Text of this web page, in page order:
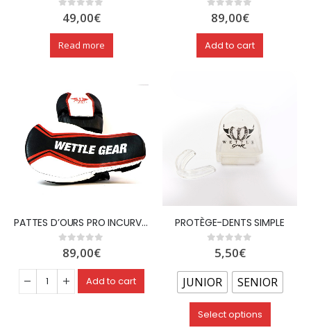
out of 5
49,00€
Read more
0out of 5
89,00€
Add to cart
PATTES D’OURS PRO INCURVÉES LONGUES EN CUIR SUPÉRIEUR – WETTLE GEAR
0out of 5
89,00€
Add to cart
PROTÈGE-DENTS SIMPLE
out of 5
5,50€
JUNIOR SENIOR
Select options